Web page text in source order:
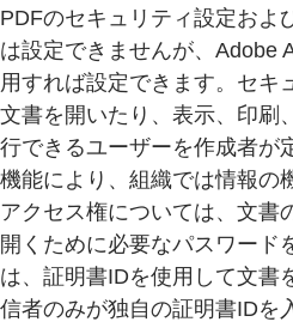
PDFのセキュリティ設定およ
は設定できませんが、Adobe
用すれば設定できます。セキ
文書を開いたり、表示、印刷
行できるユーザーを作成者が
機能により、組織では情報の
アクセス権については、文書
開くために必要なパスワード
は、証明書IDを使用して文書
信者のみが独自の証明書IDを